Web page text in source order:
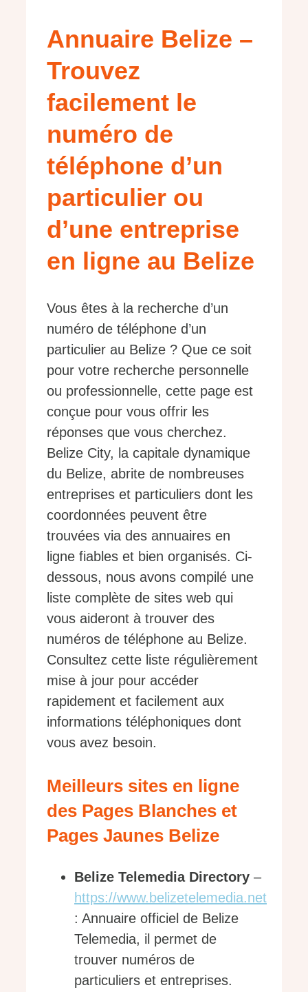
Annuaire Belize –
Trouvez
facilement le
numéro de
téléphone d’un
particulier ou
d’une entreprise
en ligne au Belize
Vous êtes à la recherche d’un
numéro de téléphone d’un
particulier au Belize ? Que ce soit
pour votre recherche personnelle
ou professionnelle, cette page est
conçue pour vous offrir les
réponses que vous cherchez.
Belize City, la capitale dynamique
du Belize, abrite de nombreuses
entreprises et particuliers dont les
coordonnées peuvent être
trouvées via des annuaires en
ligne fiables et bien organisés. Ci-
dessous, nous avons compilé une
liste complète de sites web qui
vous aideront à trouver des
numéros de téléphone au Belize.
Consultez cette liste régulièrement
mise à jour pour accéder
rapidement et facilement aux
informations téléphoniques dont
vous avez besoin.
Meilleurs sites en ligne
des Pages Blanches et
Pages Jaunes Belize
Belize Telemedia Directory –
https://www.belizetelemedia.net
: Annuaire officiel de Belize
Telemedia, il permet de
trouver numéros de
particuliers et entreprises.